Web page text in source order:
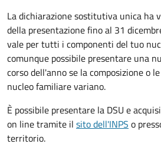
La dichiarazione sostitutiva unica ha
della presentazione fino al 31
vale per tutti i componenti del tuo
comunque possibile presentare una
corso dell'anno se la composizione o
nucleo familiare variano.
È possibile presentare la DSU e
on line tramite il sito dell'INPS o
territorio.